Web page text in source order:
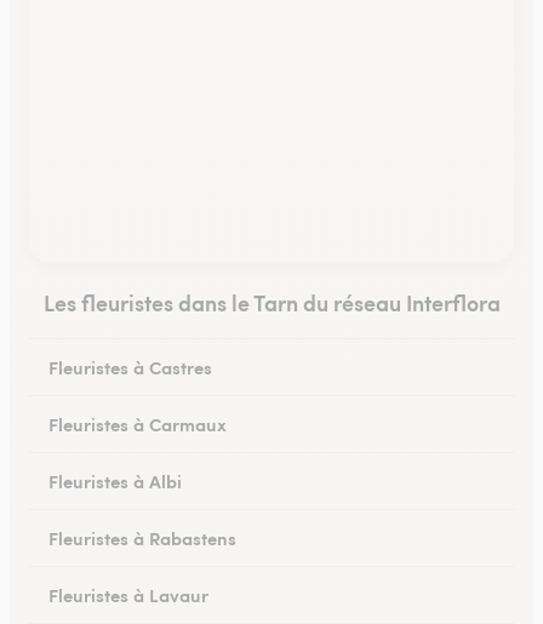
Les fleuristes dans le Tarn du réseau Interflora
Fleuristes à Castres
Fleuristes à Carmaux
Fleuristes à Albi
Fleuristes à Rabastens
Fleuristes à Lavaur